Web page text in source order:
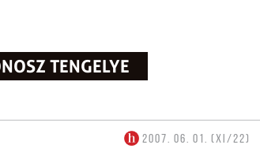
TENGELYE
2007. 06. 01. (XI/22)